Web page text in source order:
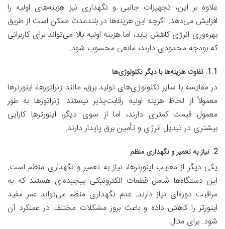
علاوه بر این، تجهیزات جانبی و نگهداری نیز هزینه‌های اولیه را
افزایش می‌دهد. اگرچه این هزینه‌ها در بلندمدت ممکن است از طریق
بهره‌وری انرژی کاهش یابد، اما هزینه اولیه بالا می‌تواند برای کاربرانی
که بودجه محدودی دارند، مانعی محسوب شود.
1.1. تفاوت هزینه‌ها با دیگر تکنولوژی‌ها
در مقایسه با سایر تکنولوژی‌های تولید برق، مانند ژنراتورها، اینورترها
معمولاً از لحاظ هزینه اولیه رقابت‌پذیر نیستند. ژنراتورها به طور
معمول قیمت کمتری دارند، اما از سوی دیگر، اینورترها کارایی
بیشتری در تبدیل انرژی و تأمین برق پایدار دارند.
2. نیاز به تعمیر و نگهداری منظم
یکی دیگر از معایب اینورترها، نیاز به تعمیر و نگهداری منظم است.
این دستگاه‌ها شامل قطعات الکترونیکی پیچیده‌ای هستند که به
مراقبت دوره‌ای نیاز دارند. عدم نگهداری منظم می‌تواند عمر مفید
اینورتر را کاهش داده و باعث بروز مشکلات مختلف در عملکرد آن
شود. برای مثال: